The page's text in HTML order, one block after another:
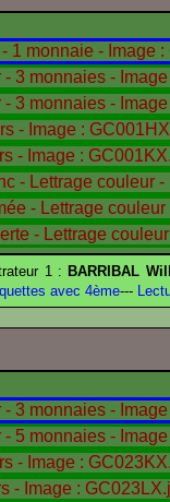
1 : BARRIBAL
avec 4ème---